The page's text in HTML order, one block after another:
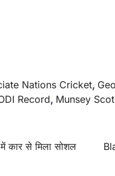
Nations Cricket,
Record, Munsey
कार से मिला सोशल